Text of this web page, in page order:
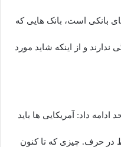
بانکی است، بانک هایی که
ندارند و از اینکه شاید مورد
ادامه داد: آمریکایی ها باید
در حرف. چیزی که تا کنون